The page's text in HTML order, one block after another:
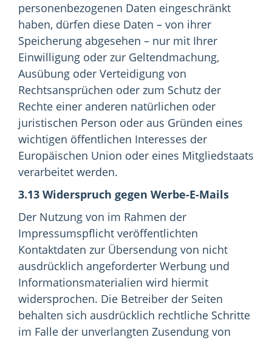
personenbezogenen Daten eingeschränkt
haben, dürfen diese Daten – von ihrer
Speicherung abgesehen – nur mit Ihrer
Einwilligung oder zur Geltendmachung,
Ausübung oder Verteidigung von
Rechtsansprüchen oder zum Schutz der
Rechte einer anderen natürlichen oder
juristischen Person oder aus Gründen eines
wichtigen öffentlichen Interesses der
Europäischen Union oder eines Mitgliedstaats
verarbeitet werden.
3.13 Widerspruch gegen Werbe-E-Mails
Der Nutzung von im Rahmen der
Impressumspflicht veröffentlichten
Kontaktdaten zur Übersendung von nicht
ausdrücklich angeforderter Werbung und
Informationsmaterialien wird hiermit
widersprochen. Die Betreiber der Seiten
behalten sich ausdrücklich rechtliche Schritte
im Falle der unverlangten Zusendung von